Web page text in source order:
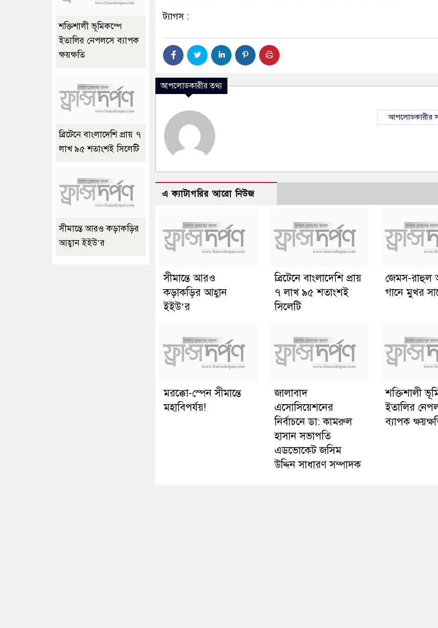
ট্যাগস :
আপলোডকারীর তথ্য
আপলোডকারীর
এ ক্যাটাগরির আরো নিউজ
সীমান্তে আরও
কড়াকড়ির আহ্বান
ইইউ’র
ব্রিটেনে বাংলাদেশি প্রায়
৭ লাখ ৯৫ শতাংশই
সিলেটি
জেমস-রাহুল
গানে মুখর
মরক্কো-স্পেন সীমান্তে
মহাবিপর্যয়!
জালাবাদ
এসোসিয়েশনের
নির্বাচনে ডা: কামরুল
হাসান সভাপতি
এডভোকেট জসিম
উদ্দিন সাধারণ সম্পাদক
শক্তিশালী
ইতালির
ব্যাপক
শক্তিশালী ভূমিকম্পে
ইতালির নেপলসে ব্যাপক
ক্ষয়ক্ষতি
ব্রিটেনে বাংলাদেশি প্রায় ৭
লাখ ৯৫ শতাংশই সিলেটি
সীমান্তে আরও কড়াকড়ির
আহ্বান ইইউ’র